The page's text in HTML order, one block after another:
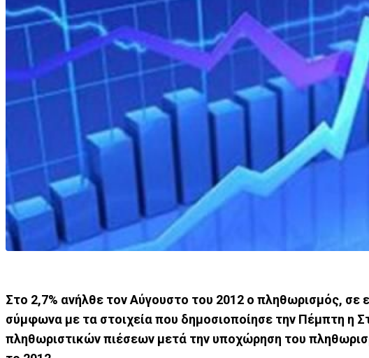
Στο 2,7% ανήλθε τον Αύγουστο του 2012 ο πληθωρισμός, σε
σύμφωνα με τα στοιχεία που δημοσιοποίησε την Πέμπτη η
πληθωριστικών πιέσεων μετά την υποχώρηση του